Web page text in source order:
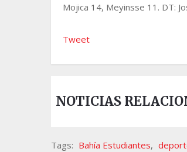
Mojica 14, Meyinsse 11. DT:
Tweet
NOTICIAS
Tags: Bahía Estudiantes,